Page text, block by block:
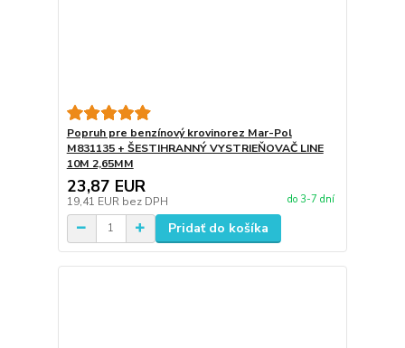
Popruh pre benzínový krovinorez Mar-Pol
M831135 + ŠESTIHRANNÝ VYSTRIEŇOVAČ LINE
10M 2,65MM
23,87 EUR
19,41 EUR bez DPH do 3-7 dní
Pridať do košíka